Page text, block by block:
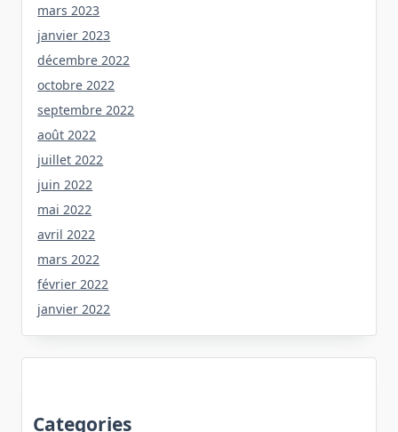
mars 2023
janvier 2023
décembre 2022
octobre 2022
septembre 2022
août 2022
juillet 2022
juin 2022
mai 2022
avril 2022
mars 2022
février 2022
janvier 2022
Categories